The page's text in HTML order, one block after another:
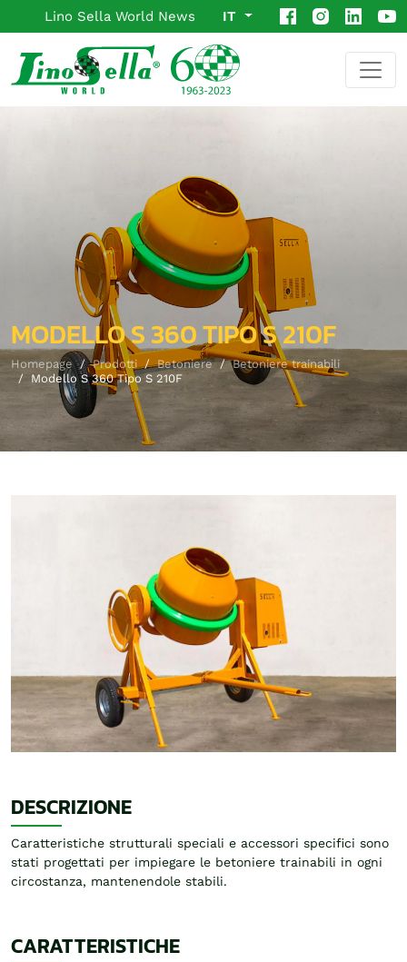
Lino Sella World News IT
MODELLO S 360 TIPO S 210F
Homepage Prodotti Betoniere
Betoniere trainabili
Modello S 360 Tipo S 210F
DESCRIZIONE
Caratteristiche strutturali speciali e accessori specifici sono
stati progettati per impiegare le betoniere trainabili in ogni
circostanza, mantenendole stabili.
CARATTERISTICHE